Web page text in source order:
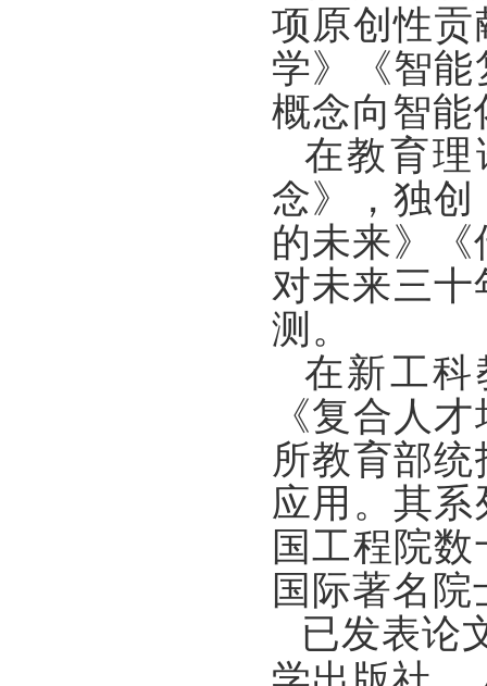
项原创性
学》《智
概念向智能
在教育
念》，独
的未来》
对未来三
测。
在新工
《复合人
所教育部
应用。其
国工程院
国际著名
已发表论